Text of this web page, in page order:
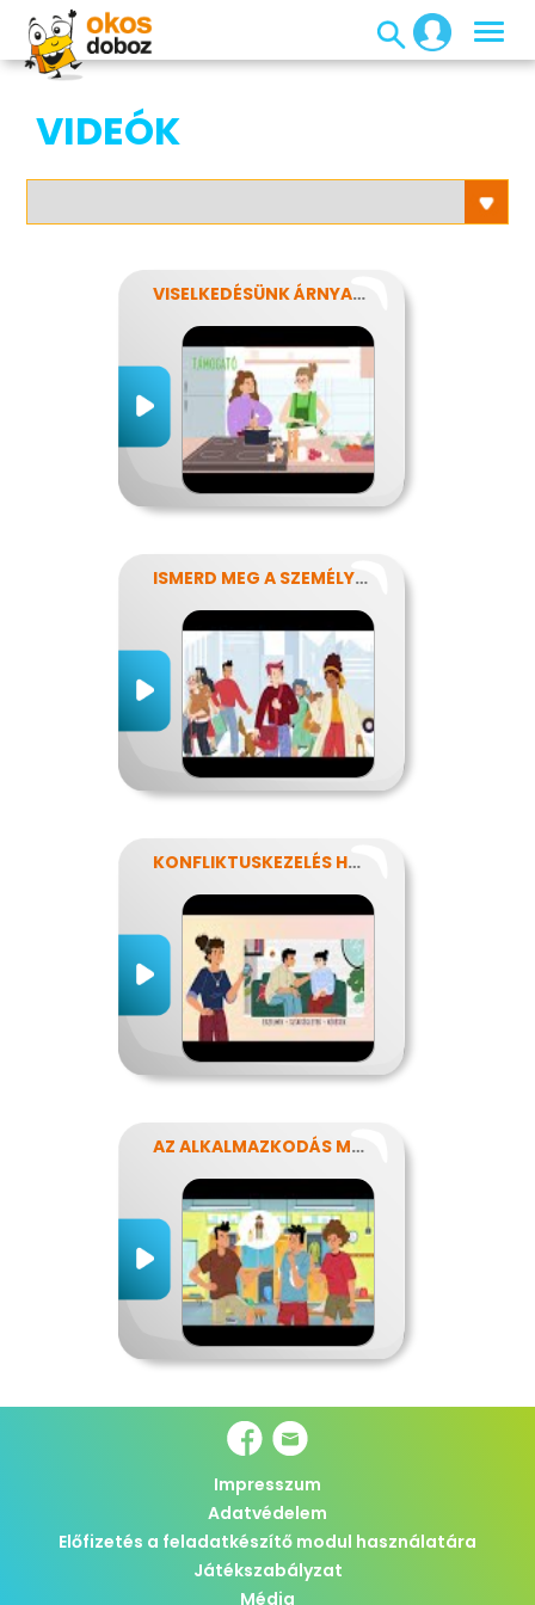
VIDEÓK
VISELKEDÉSÜNK ÁRNYALATAI
ISMERD MEG A SZEMÉLYISÉGED!
KONFLIKTUSKEZELÉS HATÉKONYAN
AZ ALKALMAZKODÁS MŰVÉSZETE
Impresszum
Adatvédelem
Előfizetés a feladatkészítő modul használatára
Játékszabályzat
Média